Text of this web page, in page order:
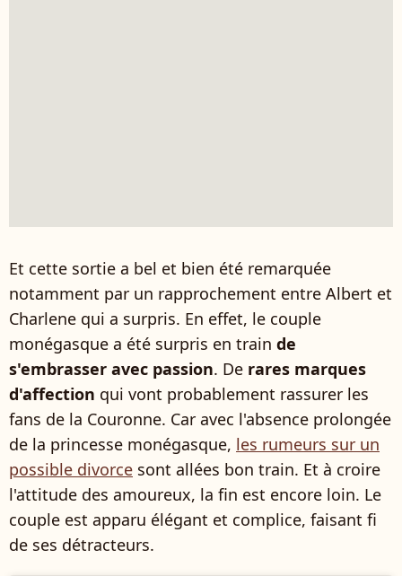
Et cette sortie a bel et bien été remarquée
notamment par un rapprochement entre Albert et
Charlene qui a surpris. En effet, le couple
monégasque a été surpris en train de
s'embrasser avec passion. De rares marques
d'affection qui vont probablement rassurer les
fans de la Couronne. Car avec l'absence prolongée
de la princesse monégasque, les rumeurs sur un
possible divorce sont allées bon train. Et à croire
l'attitude des amoureux, la fin est encore loin. Le
couple est apparu élégant et complice, faisant fi
de ses détracteurs.